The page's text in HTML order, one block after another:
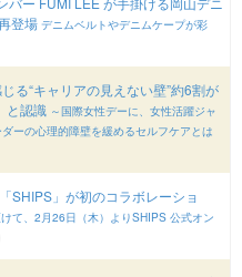
登場 デニムベルトやデニムケープが彩
る“キャリアの見えない壁”約6割が
と認識 ～国際女性デーに、女性活躍ジャ
ーの心理的障壁を緩めるセルフケアとは
SHIPS」が初のコラボレーショ
て、2月26日（木）よりSHIPS 公式オン